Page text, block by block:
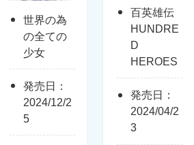
世界の為
の全ての
少女
発売日：
2024/12/2
5
百英雄伝
HUNDRE
D
HEROES
発売日：
2024/04/2
3